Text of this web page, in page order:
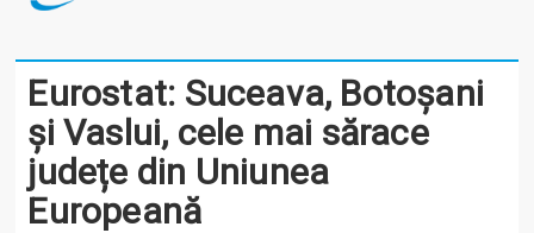
Eurostat: Suceava, Botoșani
și Vaslui, cele mai sărace
județe din Uniunea
Europeană